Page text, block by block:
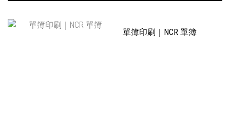
單簿印刷｜NCR 單簿